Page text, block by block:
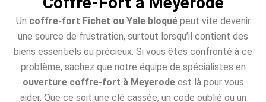
Un coffre-fort Fichet ou Yale bloquépeut vite devenir
une source de frustration, surtout lorsqu’il contient des
biens essentiels ou précieux. Si vous êtes confronté à ce
problème, sachez que notre équipe de spécialistes en
ouverture coffre-fort à Meyerodeest là pour vous
aider. Que ce soit une clé cassée, un code oublié ou un